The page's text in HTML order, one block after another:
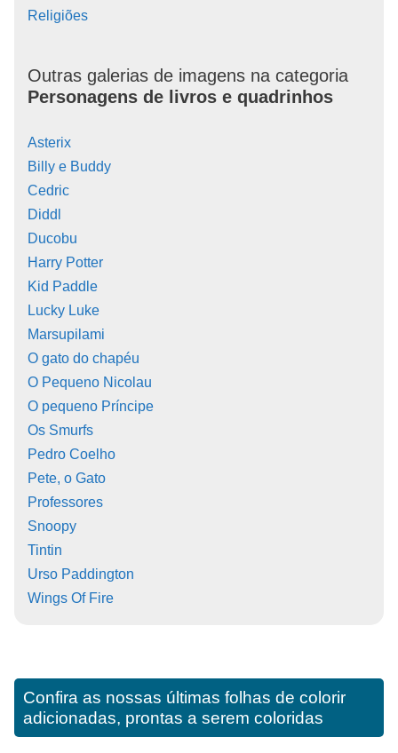
Religiões
Outras galerias de imagens na categoria
Personagens de livros e quadrinhos
Asterix
Billy e Buddy
Cedric
Diddl
Ducobu
Harry Potter
Kid Paddle
Lucky Luke
Marsupilami
O gato do chapéu
O Pequeno Nicolau
O pequeno Príncipe
Os Smurfs
Pedro Coelho
Pete, o Gato
Professores
Snoopy
Tintin
Urso Paddington
Wings Of Fire
Confira as nossas últimas folhas de colorir
adicionadas, prontas a serem coloridas